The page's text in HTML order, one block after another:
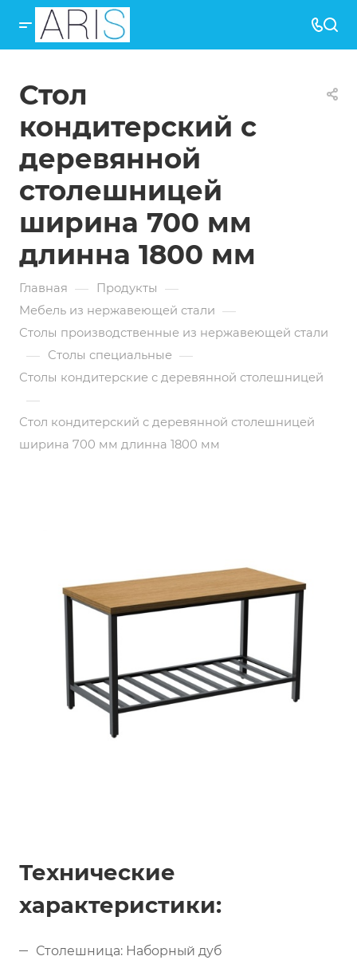
Стол
кондитерский с
деревянной
столешницей
ширина 700 мм
длинна 1800 мм
Главная — Продукты —
Мебель из нержавеющей стали —
Столы производственные из нержавеющей стали
— Столы специальные —
Столы кондитерские с деревянной столешницей
—
Стол кондитерский с деревянной столешницей
ширина 700 мм длинна 1800 мм
Технические
характеристики:
Столешница: Наборный дуб